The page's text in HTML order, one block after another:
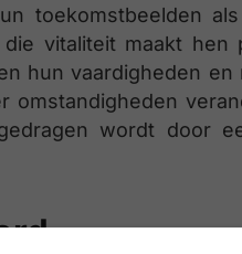
toekomstbeelden
vitaliteit maakt hen
hun vaardigheden
omstandigheden
wordt door